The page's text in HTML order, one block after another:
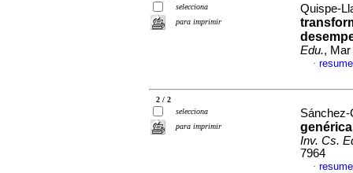
selecciona
para imprimir
Quispe-
Edu.,
·
2 / 2
selecciona
para imprimir
Inv. Cs.
7964
·